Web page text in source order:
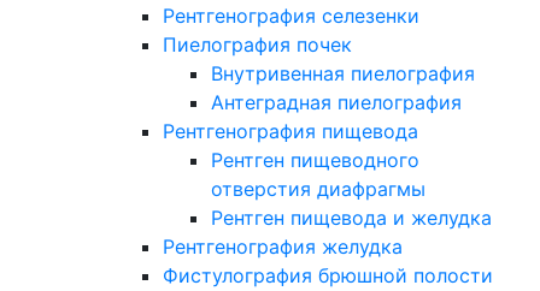
Рентгенография селезенки
Пиелография почек
Внутривенная пиелография
Антеградная пиелография
Рентгенография пищевода
Рентген пищеводного
отверстия диафрагмы
Рентген пищевода и желудка
Рентгенография желудка
Фистулография брюшной полости